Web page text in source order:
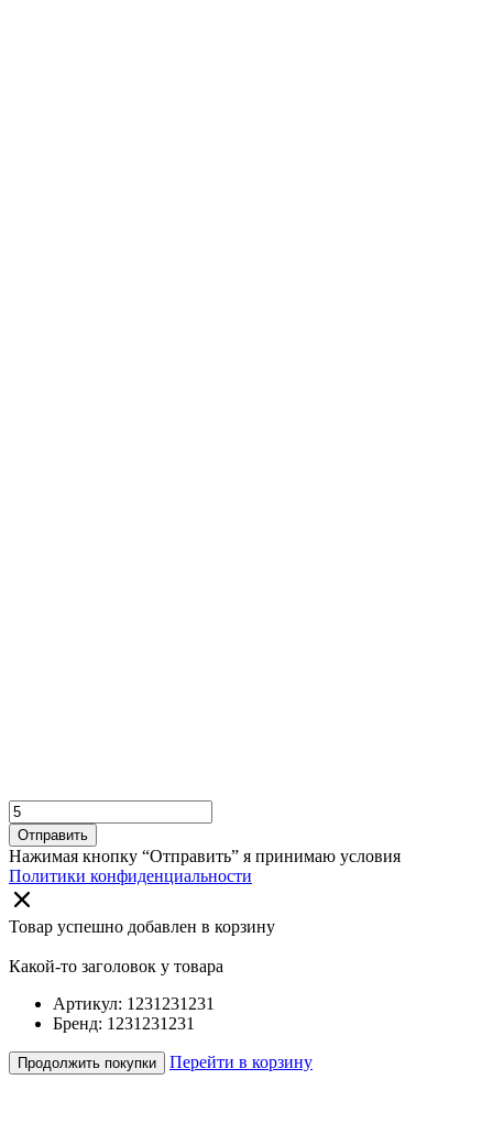
Отправить
Нажимая кнопку “Отправить” я принимаю условия
Политики конфиденциальности
Товар успешно добавлен в корзину
Какой-то заголовок у товара
Артикул: 1231231231
Бренд: 1231231231
Продолжить покупки Перейти в корзину